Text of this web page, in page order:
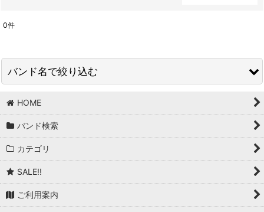
在庫あり
並び順
0件
バンド名で絞り込む
BAND/ARTIST A (商品一覧)
A Cursive Memory
A Flock Of Seagulls
A Storm Of Light
HOME
バンド検索
カテゴリ
SALE!!
ご利用案内